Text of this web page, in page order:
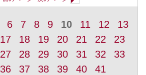
6 7 8 9 10 11 12
13
17 18 19 20 21 22
23
27 28 29 30 31 32
33
36 37 38 39 40 41